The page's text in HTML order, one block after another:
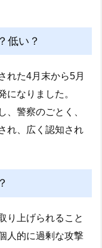
低い？
れた4月末から5月
になりました。
、警察のごとく、
れ、広く認知され
り上げられること
人的に過剰な攻撃